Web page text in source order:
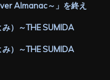
Almanac～」を終え
）～THE SUMIDA
）～THE SUMIDA